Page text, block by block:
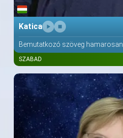
Katica
Bemutatkozó szöveg hamarosan
SZABAD